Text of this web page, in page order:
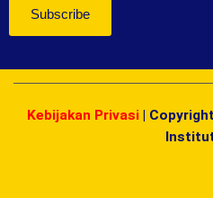
Subscribe
Kebijakan Privasi |